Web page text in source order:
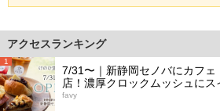
アクセスランキング
1
7/31〜｜新静岡セノバにカフェ
店！濃厚クロックムッシュにス
favy